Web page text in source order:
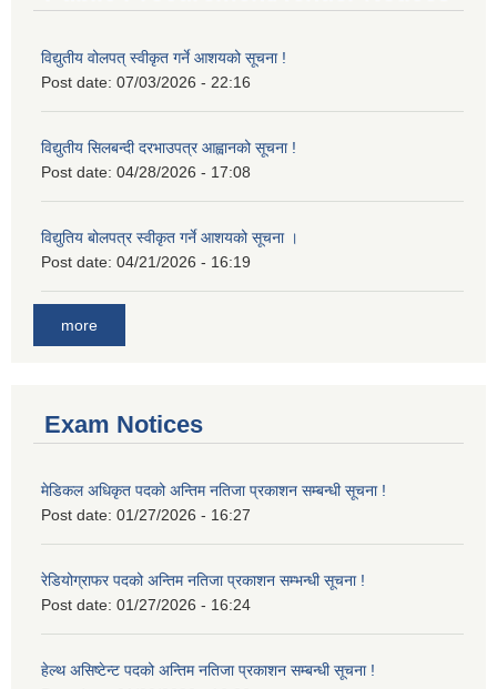
विद्युतीय वोलपत् स्वीकृत गर्ने आशयको सूचना !
Post date: 07/03/2026 - 22:16
विद्युतीय सिलबन्दी दरभाउपत्र आह्वानको सूचना !
Post date: 04/28/2026 - 17:08
विद्युतिय बोलपत्र स्वीकृत गर्ने आशयको सूचना ।
Post date: 04/21/2026 - 16:19
more
Exam Notices
मेडिकल अधिकृत पदको अन्तिम नतिजा प्रकाशन सम्बन्धी सूचना !
Post date: 01/27/2026 - 16:27
रेडियोग्राफर पदको अन्तिम नतिजा प्रकाशन सम्भन्धी सूचना !
Post date: 01/27/2026 - 16:24
हेल्थ असिष्टेन्ट पदको अन्तिम नतिजा प्रकाशन सम्बन्धी सूचना !